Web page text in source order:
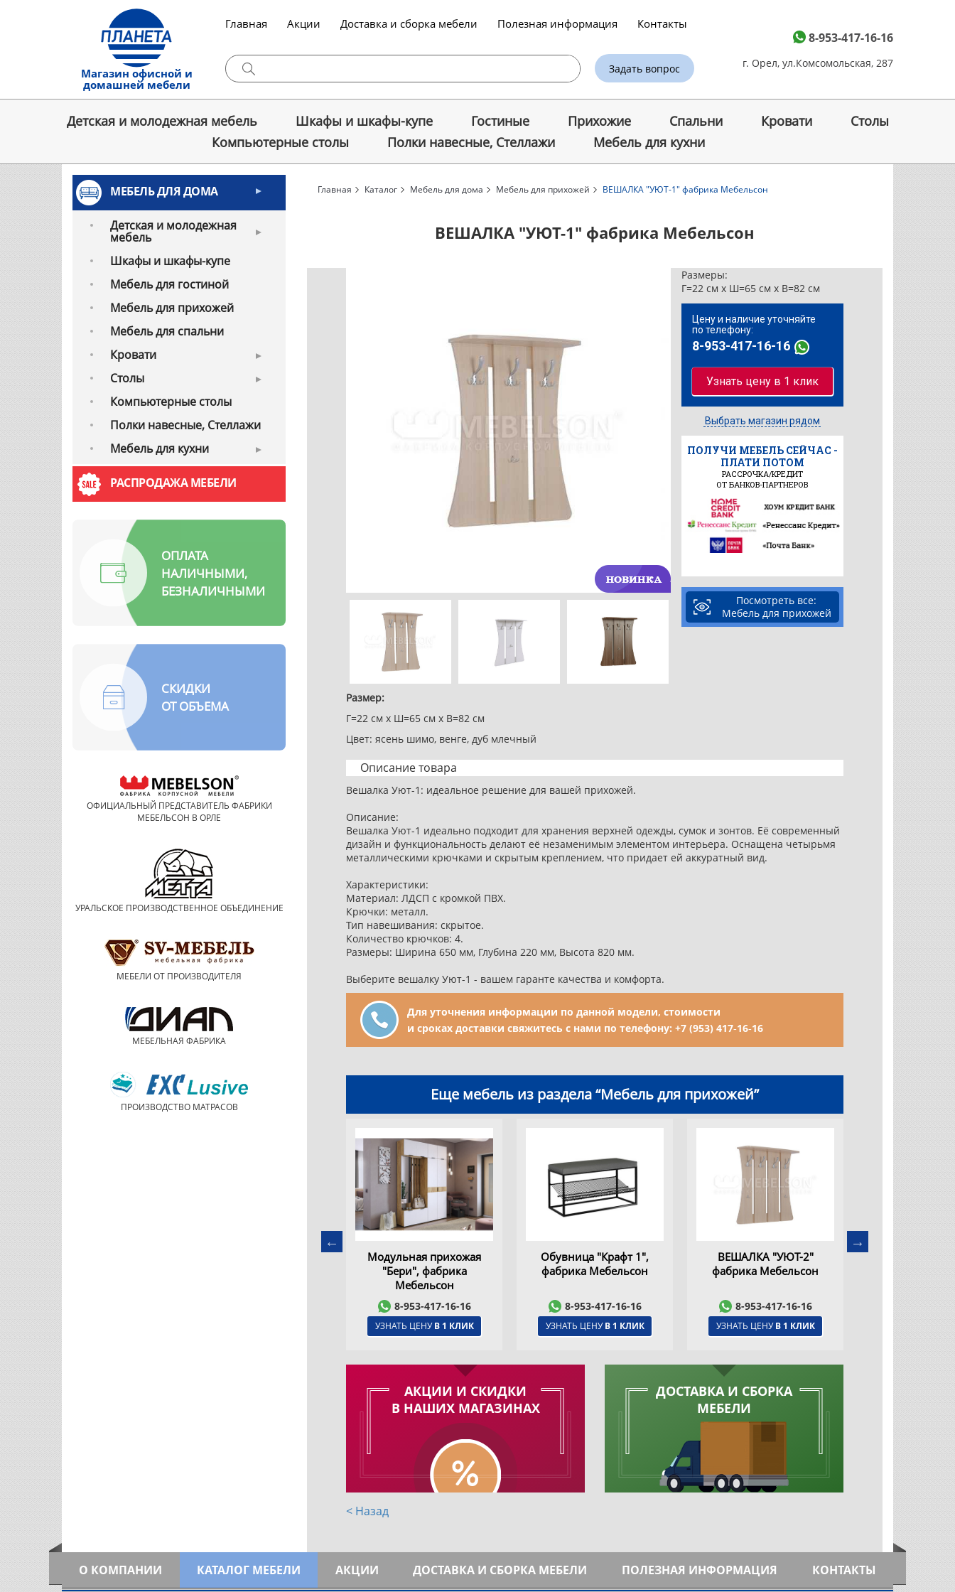
Магазин офисной и
домашней мебели
Главная Акции Доставка и сборка мебели Полезная информация Контакты
8-953-417-16-16
г. Орел, ул.Комсомольская, 287
Задать вопрос
Детская и молодежная мебель Шкафы и шкафы-купе Гостиные Прихожие Спальни Кровати
Cтолы
Компьютерные столы
Полки навесные, Стеллажи Мебель для кухни
МЕБЕЛЬ ДЛЯ ДОМА
Детская и молодежная
мебель
Шкафы и шкафы-купе
Мебель для гостиной
Мебель для прихожей
Мебель для спальни
Кровати
Cтолы
Компьютерные столы
Полки навесные, Стеллажи
Мебель для кухни
РАСПРОДАЖА МЕБЕЛИ
ОПЛАТА
НАЛИЧНЫМИ,
БЕЗНАЛИЧНЫМИ
СКИДКИ
ОТ ОБЪЕМА
ОФИЦИАЛЬНЫЙ ПРЕДСТАВИТЕЛЬ ФАБРИКИ
МЕБЕЛЬСОН В ОРЛЕ
УРАЛЬСКОЕ ПРОИЗВОДСТВЕННОЕ ОБЪЕДИНЕНИЕ
МЕБЕЛИ ОТ ПРОИЗВОДИТЕЛЯ
МЕБЕЛЬНАЯ ФАБРИКА
ПРОИЗВОДСТВО МАТРАСОВ
Главная Каталог Мебель для дома Мебель для прихожей ВЕШАЛКА "УЮТ-1" фабрика Мебельсон
ВЕШАЛКА "УЮТ-1" фабрика Мебельсон
Размеры:
Г=22 см x Ш=65 см x В=82 см
Цену и наличие уточняйте
по телефону:
8-953-417-16-16
Узнать цену в 1 клик
Выбрать магазин рядом
ПОЛУЧИ МЕБЕЛЬ СЕЙЧАС -
ПЛАТИ ПОТОМ
РАССРОЧКА/КРЕДИТ
ОТ БАНКОВ-ПАРТНЕРОВ
Посмотреть все:
Мебель для прихожей
Размер:
Г=22 см x Ш=65 см x В=82 см
Цвет: ясень шимо, венге, дуб млечный
Описание товара
Вешалка Уют-1: идеальное решение для вашей прихожей.
Описание:
Вешалка Уют-1 идеально подходит для хранения верхней одежды, сумок и зонтов. Её современный
дизайн и функциональность делают её незаменимым элементом интерьера. Оснащена четырьмя
металлическими крючками и скрытым креплением, что придает ей аккуратный вид.
Характеристики:
Материал: ЛДСП с кромкой ПВХ.
Крючки: металл.
Тип навешивания: скрытое.
Количество крючков: 4.
Размеры: Ширина 650 мм, Глубина 220 мм, Высота 820 мм.
Выберите вешалку Уют-1 - вашем гаранте качества и комфорта.
Для уточнения информации по данной модели, стоимости
и сроках доставки свяжитесь с нами по телефону: +7 (953) 417‑16‑16
Еще мебель из раздела “Мебель для прихожей”
Модульная прихожая
"Бери", фабрика
Мебельсон
8-953-417-16-16
УЗНАТЬ ЦЕНУВ 1 КЛИК
Обувница "Крафт 1",
фабрика Мебельсон
8-953-417-16-16
УЗНАТЬ ЦЕНУВ 1 КЛИК
ВЕШАЛКА "УЮТ-2"
фабрика Мебельсон
8-953-417-16-16
УЗНАТЬ ЦЕНУВ 1 КЛИК
АКЦИИ И СКИДКИ
В НАШИХ МАГАЗИНАХ
ДОСТАВКА И СБОРКА
МЕБЕЛИ
< Назад
О КОМПАНИИ КАТАЛОГ МЕБЕЛИ АКЦИИ ДОСТАВКА И СБОРКА МЕБЕЛИ ПОЛЕЗНАЯ ИНФОРМАЦИЯ КОНТАКТЫ